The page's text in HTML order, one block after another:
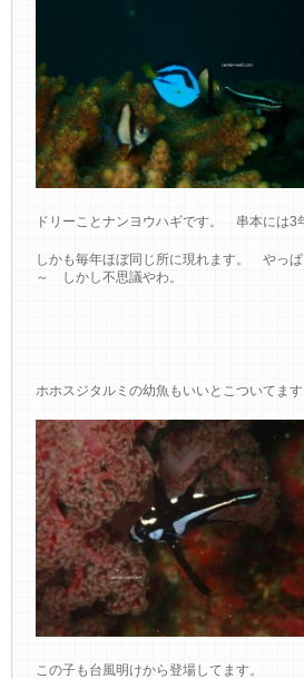
ドリーことナンヨウハギです。 串本には3
しかも毎年ほぼ同じ所に現れます。 やっ
～ しかし不思議やわ。
ホホスジタルミの幼魚もいいとこついてます
この子も台風明けから登場してます。